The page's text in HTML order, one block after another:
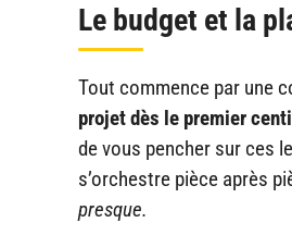
Le budget et la
Tout commence par une
projet dès le premier
de vous pencher sur ces
s’orchestre pièce après
presque.